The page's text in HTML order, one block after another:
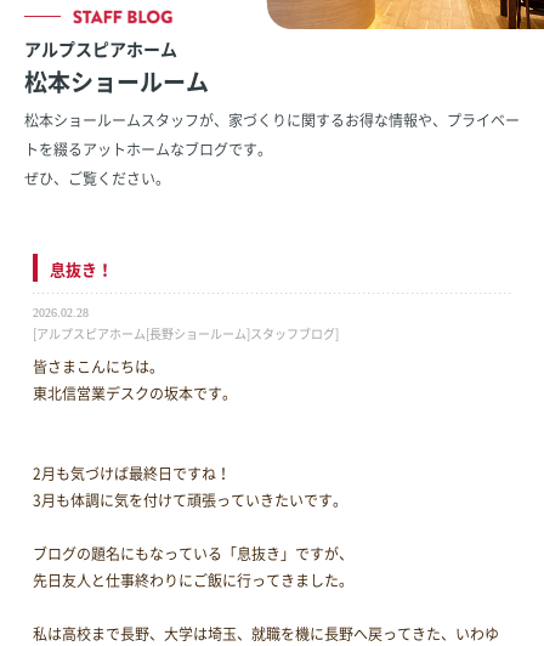
アルプスピアホーム
松本ショールーム
松本ショールームスタッフが、家づくりに関するお得な情報や、 プライベー
トを綴るアットホームなブログです。
ぜひ、ご覧ください。
息抜き！
2026.02.28
[アルプスピアホーム[長野ショールーム]スタッフブログ]
皆さまこんにちは。
東北信営業デスクの坂本です。
2月も気づけば最終日ですね！
3月も体調に気を付けて頑張っていきたいです。
ブログの題名にもなっている「息抜き」ですが、
先日友人と仕事終わりにご飯に行ってきました。
私は高校まで長野、大学は埼玉、就職を機に長野へ戻ってきた、いわゆ